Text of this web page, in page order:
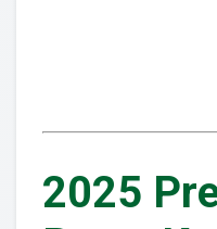
2025